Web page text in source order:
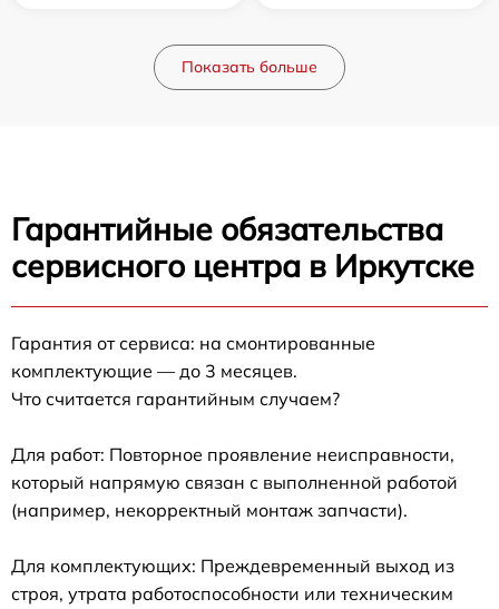
Показать больше
Гарантийные обязательства
сервисного центра в Иркутске
Гарантия от сервиса: на смонтированные
комплектующие — до 3 месяцев.
Что считается гарантийным случаем?
Для работ: Повторное проявление неисправности,
который напрямую связан с выполненной работой
(например, некорректный монтаж запчасти).
Для комплектующих: Преждевременный выход из
строя, утрата работоспособности или техническим